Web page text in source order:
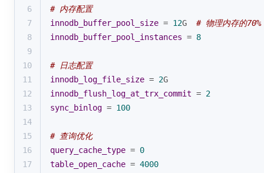
6
# 内存配置
7
innodb_buffer_pool_size = 12G # 物理内存的70%
8
innodb_buffer_pool_instances = 8
9
10
# 日志配置
11
innodb_log_file_size = 2G
12
innodb_flush_log_at_trx_commit = 2
13
sync_binlog = 100
14
15
# 查询优化
16
query_cache_type = 0
17
table_open_cache = 4000